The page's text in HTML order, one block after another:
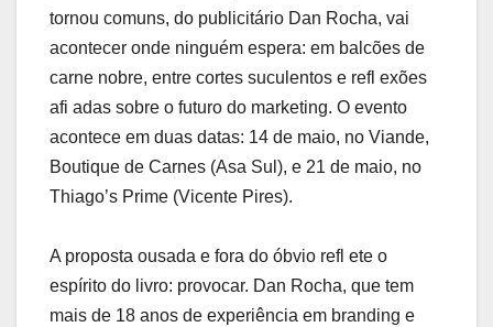
tornou comuns, do publicitário Dan Rocha, vai
acontecer onde ninguém espera: em balcões de
carne nobre, entre cortes suculentos e refl exões
afi adas sobre o futuro do marketing. O evento
acontece em duas datas: 14 de maio, no Viande,
Boutique de Carnes (Asa Sul), e 21 de maio, no
Thiago’s Prime (Vicente Pires).
A proposta ousada e fora do óbvio refl ete o
espírito do livro: provocar. Dan Rocha, que tem
mais de 18 anos de experiência em branding e